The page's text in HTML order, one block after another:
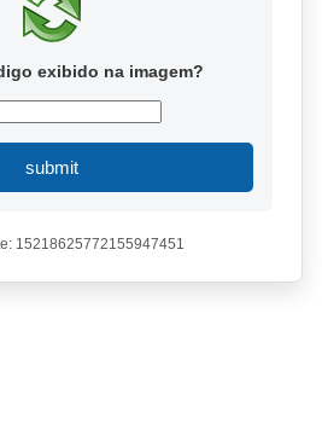
exibido na imagem?
submit
15218625772155947451